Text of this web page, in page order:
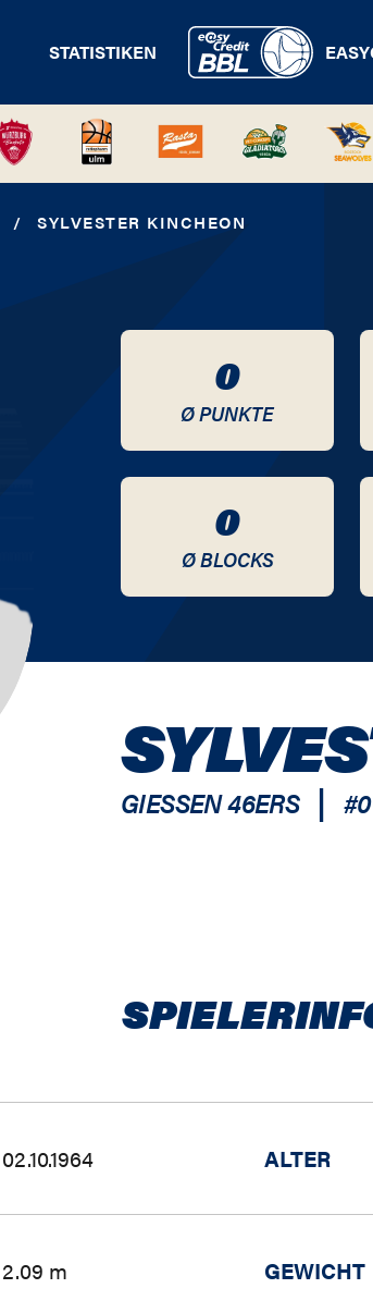
STATISTIKEN
/ SYLVESTER KINCHEON
0
Ø PUNKTE
0
Ø BLOCKS
GIESSEN 46ERS | #0
02.10.1964 ALTER
2.09 m GEWICHT